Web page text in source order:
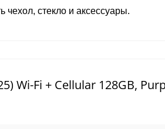
стекло и аксессуары.
Wi-Fi + Cellular 128GB,